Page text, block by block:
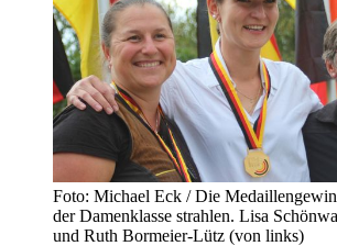
Foto: Michael Eck / Die
der Damenklasse strahlen. Lisa
und Ruth Bormeier-Lütz (von links)